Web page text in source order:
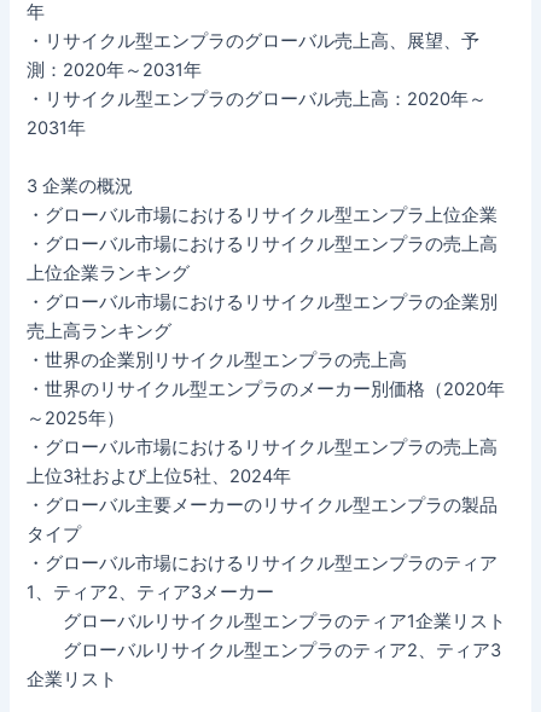
年
・リサイクル型エンプラのグローバル売上高、展望、予
測：2020年～2031年
・リサイクル型エンプラのグローバル売上高：2020年～
2031年
3 企業の概況
・グローバル市場におけるリサイクル型エンプラ上位企業
・グローバル市場におけるリサイクル型エンプラの売上高
上位企業ランキング
・グローバル市場におけるリサイクル型エンプラの企業別
売上高ランキング
・世界の企業別リサイクル型エンプラの売上高
・世界のリサイクル型エンプラのメーカー別価格（2020年
～2025年）
・グローバル市場におけるリサイクル型エンプラの売上高
上位3社および上位5社、2024年
・グローバル主要メーカーのリサイクル型エンプラの製品
タイプ
・グローバル市場におけるリサイクル型エンプラのティア
1、ティア2、ティア3メーカー
グローバルリサイクル型エンプラのティア1企業リスト
グローバルリサイクル型エンプラのティア2、ティア3
企業リスト